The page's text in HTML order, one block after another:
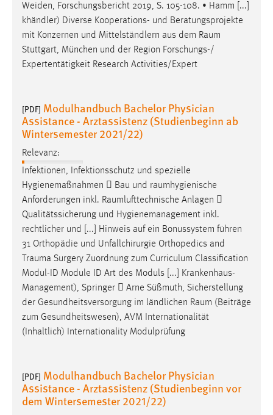
Weiden, Forschungsbericht 2019, S. 105-108. • Hamm [...]
khändler) Diverse Kooperations- und Beratungsprojekte
mit Konzernen und Mittelständlern aus dem Raum
Stuttgart, München und der Region Forschungs-/
Expertentätigkeit Research Activities/Expert
[PDF] Modulhandbuch Bachelor Physician
Assistance - Arztassistenz (Studienbeginn ab
Wintersemester 2021/22)
Relevanz:
Infektionen, Infektionsschutz und spezielle
Hygienemaßnahmen  Bau und raumhygienische
Anforderungen inkl. Raumlufttechnische Anlagen 
Qualitätssicherung und Hygienemanagement inkl.
rechtlicher und [...] Hinweis auf ein Bonussystem führen
31 Orthopädie und Unfallchirurgie Orthopedics and
Trauma Surgery Zuordnung zum Curriculum Classification
Modul-ID Module ID Art des Moduls [...] Krankenhaus-
Management), Springer  Arne Süßmuth, Sicherstellung
der Gesundheitsversorgung im ländlichen Raum (Beiträge
zum Gesundheitswesen), AVM Internationalität
(Inhaltlich) Internationality Modulprüfung
[PDF] Modulhandbuch Bachelor Physician
Assistance - Arztassistenz (Studienbeginn vor
dem Wintersemester 2021/22)
Name:
fe_user, be_user, be_lastLoginProvider
Zweck:
Dieser Cookie ist notwendig um sich an der Website
24 Stunden
STATISTIK
Statistik Cookies erfassen Informationen anonym.
Diese Informationen helfen uns zu verstehen, wie
unsere Besucher unsere Website nutzen.
Matomo
Name:
_pk_ref, _pk_cvar, _pk_id, _pk_ses
Zweck:
Zugriffsstatistik
Cookie Laufzeit:
MARKETING